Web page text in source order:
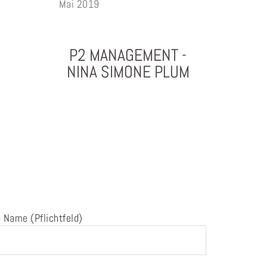
Mai 2019
P2 MANAGEMENT -
NINA SIMONE PLUM
Name (Pflichtfeld)